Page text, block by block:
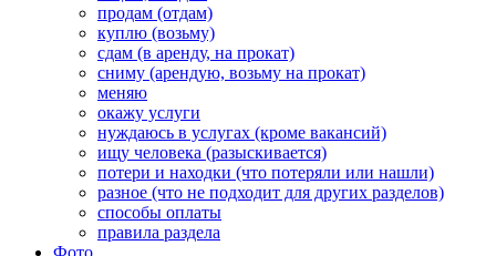
продам (отдам)
куплю (возьму)
сдам (в аренду, на прокат)
сниму (арендую, возьму на прокат)
меняю
окажу услуги
нуждаюсь в услугах (кроме вакансий)
ищу человека (разыскивается)
потери и находки (что потеряли или нашли)
разное (что не подходит для других разделов)
способы оплаты
правила раздела
Фото